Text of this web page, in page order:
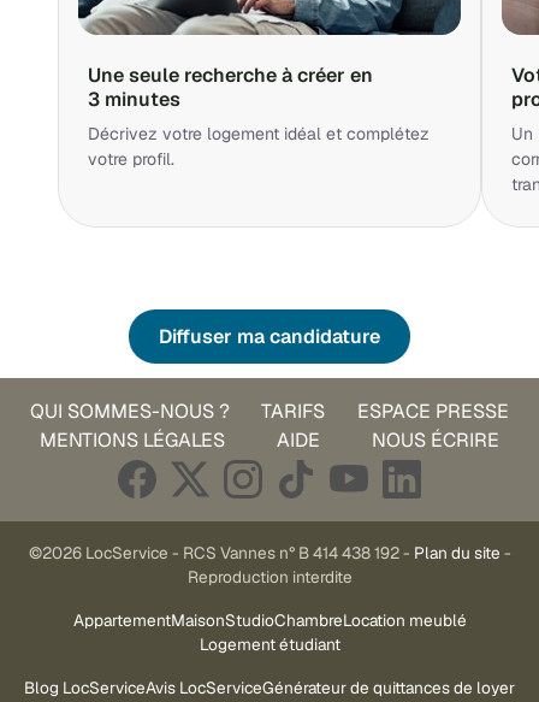
Une seule recherche à créer en
3 minutes
Décrivez votre logement idéal et complétez
votre profil.
Un
Diffuser ma candidature
QUI SOMMES-NOUS ? TARIFS
ESPACE PRESSE
MENTIONS LÉGALES
AIDE NOUS ÉCRIRE
©2026 LocService - RCS Vannes n° B 414 438 192 - Plan du site -
Reproduction interdite
AppartementMaisonStudioChambreLocation meublé
Logement étudiant
Blog LocServiceAvis LocServiceGénérateur de quittances de loyer